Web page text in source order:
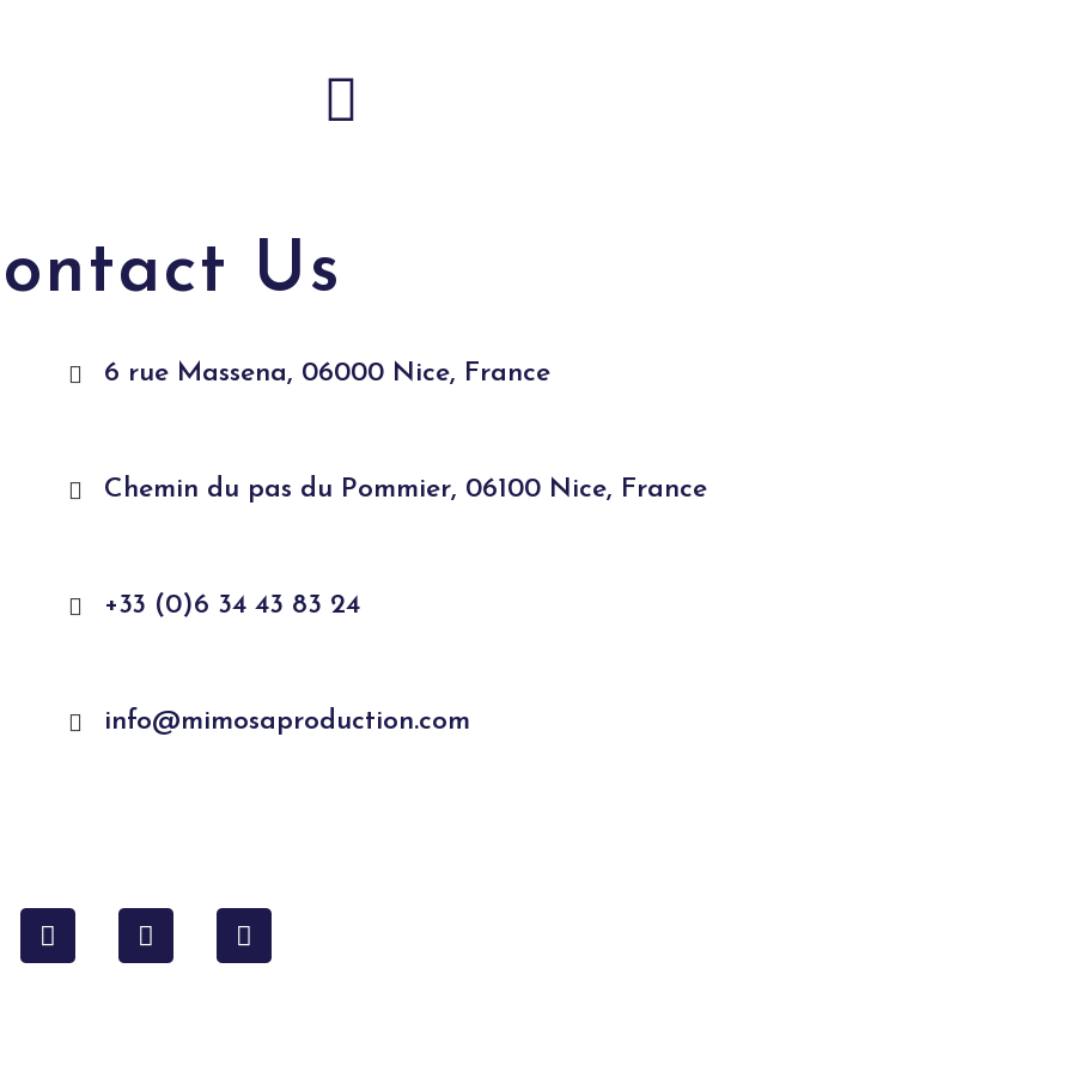
Us
6 rue Massena, 06000 Nice, France
Chemin du pas du Pommier, 06100 Nice, France
+33 (0)6 34 43 83 24
info@mimosaproduction.com